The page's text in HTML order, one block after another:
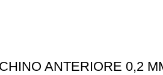
ANTERIORE 0,2